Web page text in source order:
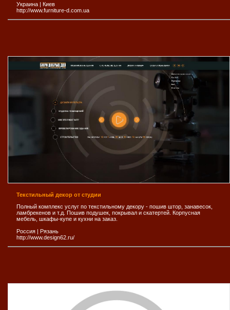
Украина | Киев
http://www.furniture-d.com.ua
Текстильный декор от студии
Полный комплекс услуг по текстильному декору - пошив штор, занавесок,
ламбрекенов и т.д. Пошив подушек, покрывал и скатертей. Корпусная
мебель, шкафы-купе и кухни на заказ.
Россия | Рязань
http://www.design62.ru/